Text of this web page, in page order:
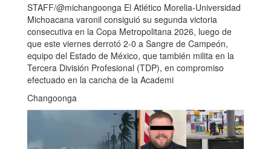
STAFF/@michangoonga El Atlético Morelia-Universidad
Michoacana varonil consiguió su segunda victoria
consecutiva en la Copa Metropolitana 2026, luego de
que este viernes derrotó 2-0 a Sangre de Campeón,
equipo del Estado de México, que también milita en la
Tercera División Profesional (TDP), en compromiso
efectuado en la cancha de la Academi
Changoonga